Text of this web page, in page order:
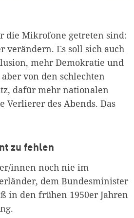
die Mikrofone getreten sind:
verändern. Es soll sich auch
mehr Demokratie und
von den schlechten
dafür mehr nationalen
des Abends. Das
zu fehlen
innen noch nie im
dem Bundesminister
in den frühen 1950er Jahren